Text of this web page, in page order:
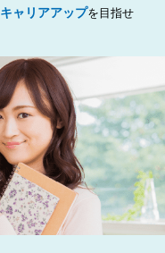
キャリアアップを目指せ